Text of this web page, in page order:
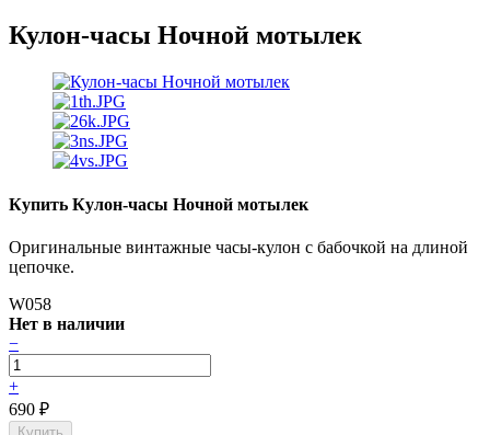
Кулон-часы Ночной мотылек
Купить Кулон-часы Ночной мотылек
Оригинальные винтажные часы-кулон с бабочкой на длиной
цепочке.
W058
Нет в наличии
−
+
690 ₽